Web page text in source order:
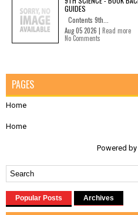
GUIDES
Contents 9th...
Aug 05 2026 | Read more
No Comments
PAGES
Home
Home
Powered by
Popular Posts Archives